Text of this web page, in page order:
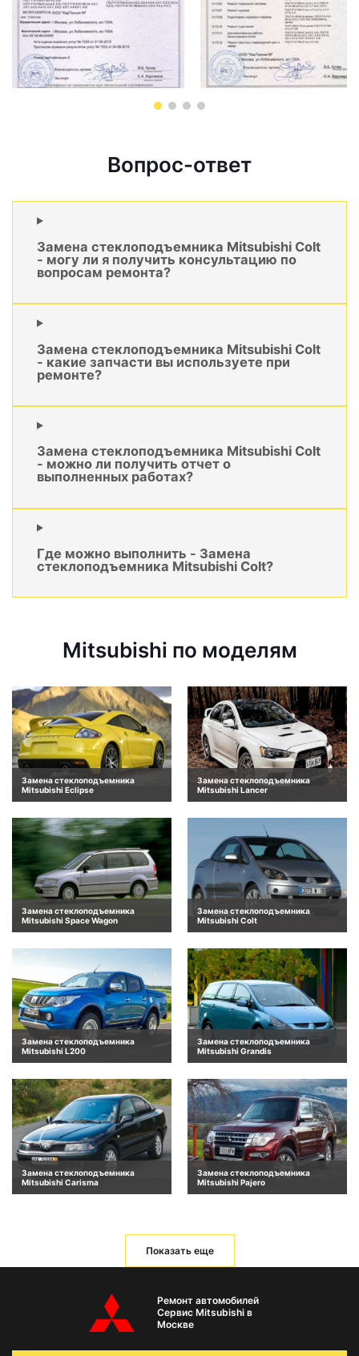
Вопрос-ответ
Замена стеклоподъемника Mitsubishi Colt
- могу ли я получить консультацию по
вопросам ремонта?
Замена стеклоподъемника Mitsubishi Colt
- какие запчасти вы используете при
ремонте?
Замена стеклоподъемника Mitsubishi Colt
- можно ли получить отчет о
выполненных работах?
Где можно выполнить - Замена
стеклоподъемника Mitsubishi Colt?
Mitsubishi по моделям
Замена стеклоподъемника
Mitsubishi Eclipse
Замена стеклоподъемника
Mitsubishi Lancer
Замена стеклоподъемника
Mitsubishi Space Wagon
Замена стеклоподъемника
Mitsubishi Colt
Замена стеклоподъемника
Mitsubishi L200
Замена стеклоподъемника
Mitsubishi Grandis
Замена стеклоподъемника
Mitsubishi Carisma
Замена стеклоподъемника
Mitsubishi Pajero
Показать еще
Ремонт автомобилей
Сервис Mitsubishi в
Москве